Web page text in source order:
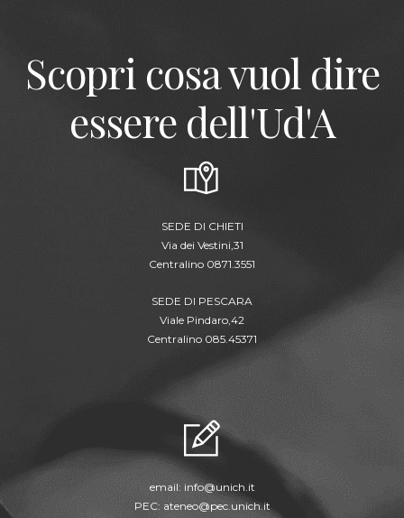
Scopri cosa vuol dire
essere dell'Ud'A
SEDE DI CHIETI
Via dei Vestini,31
Centralino 0871.3551
SEDE DI PESCARA
Viale Pindaro,42
Centralino 085.45371
email: info@unich.it
PEC: ateneo@pec.unich.it